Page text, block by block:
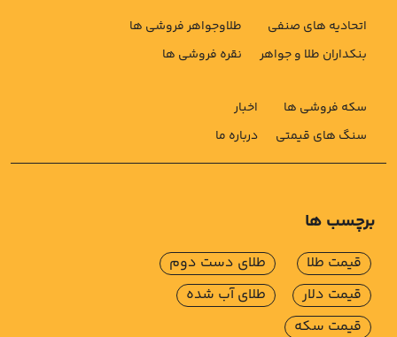
اتحادیه های صنفی
بنکداران طلا و جواهر
طلاوجواهر فروشی ها
نقره فروشی ها
سکه فروشی ها
سنگ های قیمتی
اخبار
درباره ما
برچسب ها
قیمت طلا
قیمت دلار
قیمت سکه
طلای دست دوم
طلای آب شده